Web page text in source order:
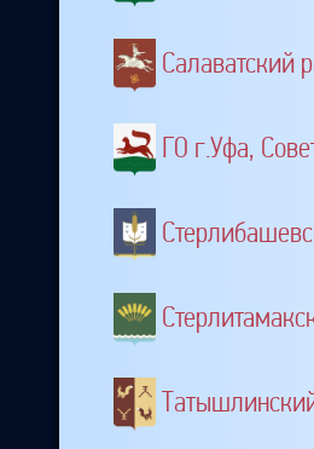
Салаватский
ГО г.Уфа,